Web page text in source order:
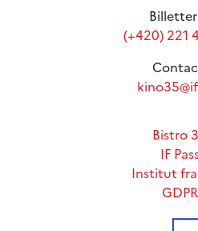
(+420) 221
Bistro
IF
Institut
GDPR